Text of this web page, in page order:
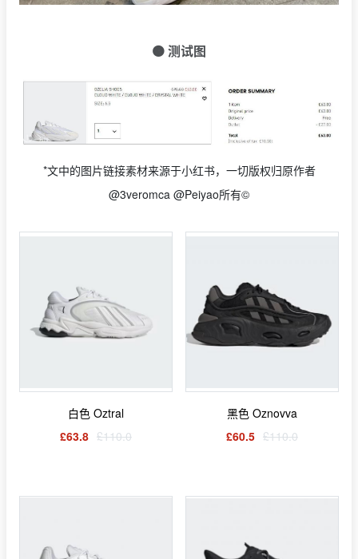
🟠 测试图
*文中的图片链接素材来源于小红书，一切版权归原作者
@3veromca @Peiyao所有©
白色 Oztral
£63.8 £110.0
黑色 Oznovva
£60.5 £110.0